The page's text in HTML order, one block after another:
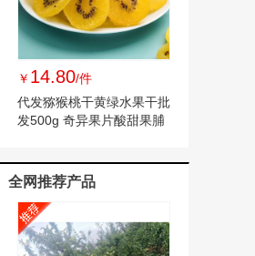
￥ 14.80/件
代发猕猴桃干黄绿水果干批
发500g 奇异果片酸甜果脯
全网推荐产品